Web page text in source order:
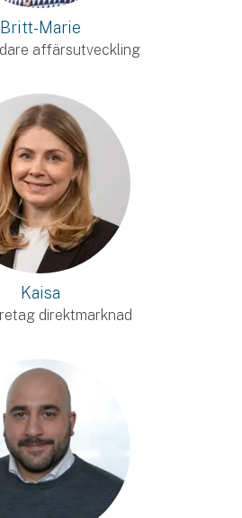
Britt-Marie
affärsutveckling
Kaisa
direktmarknad